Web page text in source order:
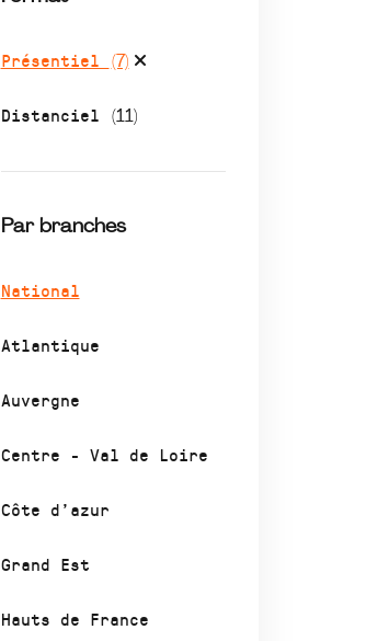
Présentiel (7)
Distanciel (11)
Par branches
National
Atlantique
Auvergne
Centre - Val de Loire
Côte d’azur
Grand Est
Hauts de France